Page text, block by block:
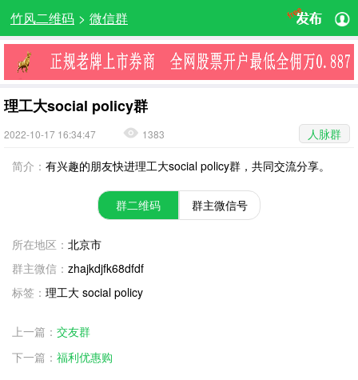
竹风二维码 > 微信群
理工大social policy群
2022-10-17 16:34:47 1383
人脉群
简介： 有兴趣的朋友快进理工大social policy群，共同交流分享。
群二维码 群主微信号
所在地区： 北京市
群主微信： zhajkdjfk68dfdf
标签： 理工大 social policy
上一篇： 交友群
下一篇： 福利优惠购